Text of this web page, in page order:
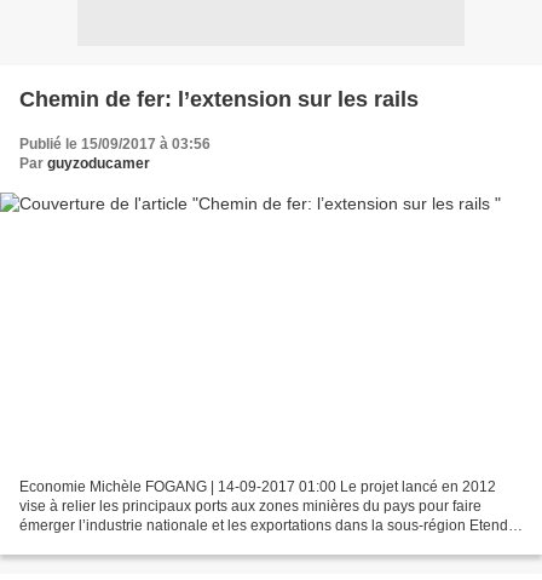
Chemin de fer: l’extension sur les rails
Publié le 15/09/2017 à 03:56
Par guyzoducamer
Economie Michèle FOGANG | 14-09-2017 01:00 Le projet lancé en 2012
vise à relier les principaux ports aux zones minières du pays pour faire
émerger l’industrie nationale et les exportations dans la sous-région Etendre